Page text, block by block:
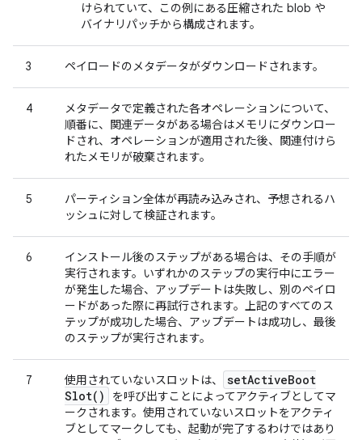
けられていて、この例にある圧縮された blob や
バイナリパッチから構成されます。
3 ペイロードのメタデータがダウンロードされます。
4
メタデータで定義された各オペレーションについて、
順番に、関連データがある場合はメモリにダウンロー
ドされ、オペレーションが適用された後、関連付けら
れたメモリが破棄されます。
5
パーティション全体が再読み込みされ、予想されるハ
ッシュに対して検証されます。
6
インストール後のステップがある場合は、その手順が
実行されます。いずれかのステップの実行中にエラー
が発生した場合、アップデートは失敗し、別のペイロ
ードがあった際に再試行されます。上記のすべてのス
テップが成功した場合、アップデートは成功し、最後
のステップが実行されます。
7 使用されていないスロットは、 setActiveBoot
Slot( )
を呼び出すことによってアクティブとしてマ
ークされます。使用されていないスロットをアクティ
ブとしてマークしても、起動が完了するわけではあり